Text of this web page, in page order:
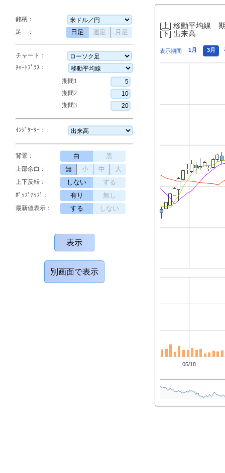
銘柄：
足 ：
日足 週足 月足
チャート：
ﾁｬｰﾄﾌﾟﾗｽ：
期間1
期間2
期間3
ｲﾝｼﾞｹｰﾀｰ：
背景： 白 黒
上部余白： 無 小 中 大
上下反転： しない する
ﾎﾟｯﾌﾟｱｯﾌﾟ： 有り 無し
最新値表示： する しない
表示期間 1月 3月
05/18
[上] 移動平均線
[下] 出来高